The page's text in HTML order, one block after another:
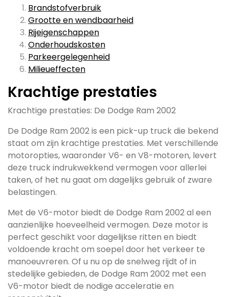
Brandstofverbruik
Grootte en wendbaarheid
Rijeigenschappen
Onderhoudskosten
Parkeergelegenheid
Milieueffecten
Krachtige prestaties
Krachtige prestaties: De Dodge Ram 2002
De Dodge Ram 2002 is een pick-up truck die bekend
staat om zijn krachtige prestaties. Met verschillende
motoropties, waaronder V6- en V8-motoren, levert
deze truck indrukwekkend vermogen voor allerlei
taken, of het nu gaat om dagelijks gebruik of zware
belastingen.
Met de V6-motor biedt de Dodge Ram 2002 al een
aanzienlijke hoeveelheid vermogen. Deze motor is
perfect geschikt voor dagelijkse ritten en biedt
voldoende kracht om soepel door het verkeer te
manoeuvreren. Of u nu op de snelweg rijdt of in
stedelijke gebieden, de Dodge Ram 2002 met een
V6-motor biedt de nodige acceleratie en